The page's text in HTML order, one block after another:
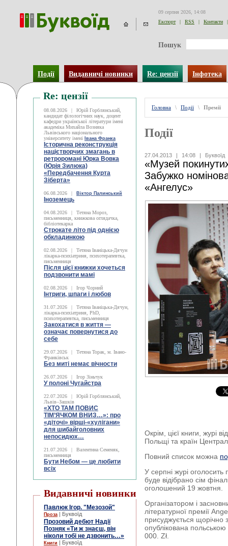
09 серпня 2026, 14:08
Експорт
| RSS | Контакти |
Пошук
Події Видавничі новинки Re: цензії Інфотека
Re: цензії
08.08.2026 |
Юрій Горблянський,
кандидат філологічних наук, доцент
кафедри української літератури імені
академіка Михайла Возняка
Львівського національного
університету імені
Івана Франка
Історична реконструкція
націєтворчих змагань в
ретроромані Юрка Вовка
(Юрія Зилюка)
«Передбачення Курта
Зіберта»
06.08.2026 | Віктор Палинський
Іноземець
04.08.2026 |
Тетяна Мороз,
письменниця, книжкова оглядачка,
бібліотекарка
Строкате літо під однією
обкладинкою
02.08.2026 |
Тетяна Іваніцька-Дячун
лікарка-психіатриня, психотерапевтка,
письменниця
Після цієї книжки хочеться
подзвонити мамі
02.08.2026 | Ігор Чорний
Інтриги, шпаги і любов
31.07.2026 |
Тетяна Іваніцька-Дячун,
лікарка-психіатриня, PhD,
психотерапевтка, письменниця
Закохатися в життя —
означає повернутися до
себе
29.07.2026 |
Тетяна Торак, м. Івано-
Франківськ
Без миті немає вічности
26.07.2026 | Ігор Зіньчук
У полоні Чугайстра
22.07.2026 |
Юрій Горблянський,
Львів–Зашків
«ХТО ТАМ ПОВИС
ТІМ’ЯЧКОМ ВНИЗ…»: про
«діточі» вірші-«хулігани»
для шибайголовних
непосидюх…
21.07.2026 |
Валентина Семеняк,
письменниця
Бути Небом ― це любити
всіх
Видавничі новинки
Павлюк Ігор. "Мезозой"
Проза | Буквоїд
Прозовий дебют Надії
Позняк «Ти ж знаєш, він
ніколи тобі не дзвонить…»
Книги | Буквоїд
Головна \ Події \ Премії
Події
27.04.2013 | 14:08 | Буквоїд
«Музей
Забужко
«Ангелус»
Окрім, цієї книги, журі
Польщі та країн
Повний список можна
У серпні журі оголосить
буде відібрано сім
оголошений 19 жовтня.
Організатором і
літературної премії
присуджується щорічно
опублікована
000. Zł.